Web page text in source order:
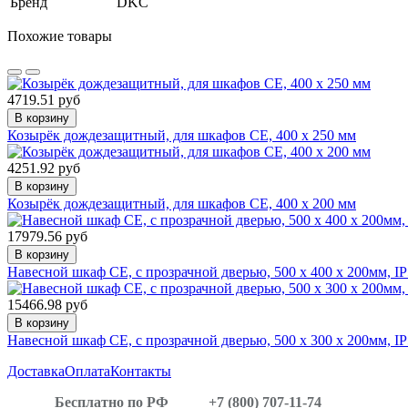
Похожие товары
4719.51 руб
В корзину
Козырёк дождезащитный, для шкафов CE, 400 x 250 мм
4251.92 руб
В корзину
Козырёк дождезащитный, для шкафов CE, 400 x 200 мм
17979.56 руб
В корзину
Навесной шкаф CE, с прозрачной дверью, 500 x 400 x 200мм,
15466.98 руб
В корзину
Навесной шкаф CE, с прозрачной дверью, 500 x 300 x 200мм,
ДоставкаОплатаКонтакты
Бесплатно по РФ
+7 (800) 707-11-74